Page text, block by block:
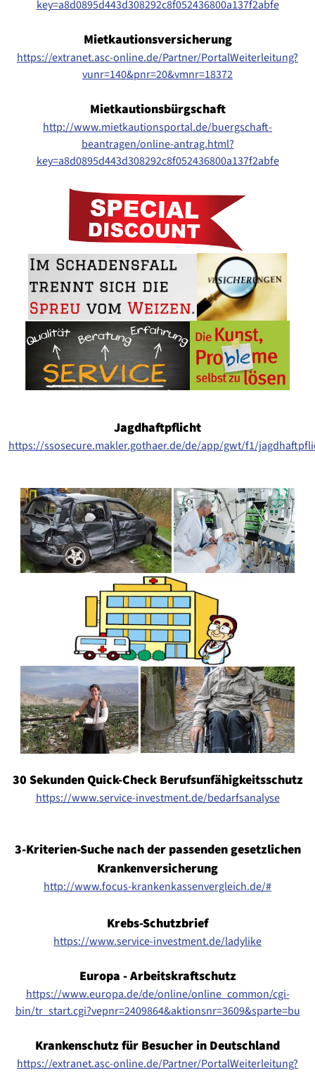
key=a8d0895d443d308292c8f052436800a137f2abfe
Mietkautionsversicherung
https://extranet.asc-online.de/Partner/PortalWeiterleitung?
vunr=140&pnr=20&vmnr=18372
Mietkautionsbürgschaft
http://www.mietkautionsportal.de/buergschaft-
beantragen/online-antrag.html?
key=a8d0895d443d308292c8f052436800a137f2abfe
Jagdhaftpflicht
https://ssosecure.makler.gothaer.de/de/app/gwt/f1/
30 Sekunden Quick-Check Berufsunfähigkeitsschutz
https://www.service-investment.de/bedarfsanalyse
3-Kriterien-Suche nach der passenden gesetzlichen
Krankenversicherung
http://www.focus-krankenkassenvergleich.de/#
Krebs-Schutzbrief
https://www.service-investment.de/ladylike
Europa - Arbeitskraftschutz
https://www.europa.de/de/online/online_common/cgi-
bin/tr_start.cgi?vepnr=2409864&aktionsnr=3609&sparte=bu
Krankenschutz für Besucher in Deutschland
https://extranet.asc-online.de/Partner/PortalWeiterleitung?